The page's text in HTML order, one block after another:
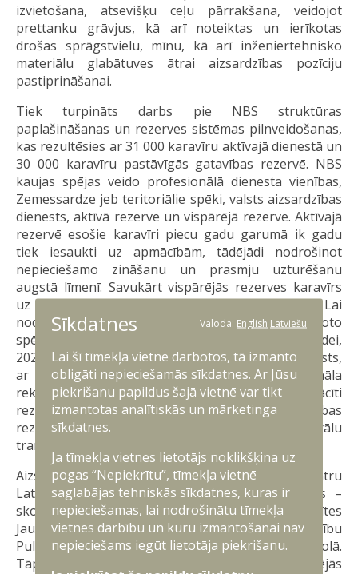
izvietošana, atsevišķu ceļu pārrakšana, veidojot
prettanku grāvjus, kā arī noteiktas un ierīkotas
drošas sprāgstvielu, mīnu, kā arī inženiertehnisko
materiālu glabātuves ātrai aizsardzības pozīciju
pastiprināšanai.
Tiek turpināts darbs pie NBS struktūras
paplašināšanas un rezerves sistēmas pilnveidošanas,
kas rezultēsies ar 31 000 karavīru aktīvajā dienestā un
30 000 karavīru pastāvīgās gatavības rezervē. NBS
kaujas spējas veido profesionālā dienesta vienības,
Zemessardze jeb teritoriālie spēki, valsts aizsardzības
dienests, aktīvā rezerve un vispārējā rezerve. Aktīvajā
rezervē esošie karavīri piecu gadu garumā ik gadu
tiek iesaukti uz apmācībām, tādējādi nodrošinot
nepieciešamo zināšanu un prasmju uzturēšanu
augstā līmenī. Savukārt vispārējās rezerves karavīrs
uz mācībām ierodas vienu reizi četros gados. Lai
nodrošinātu atbilstošu personāla pieaugumu plānoto
spēju attīstībai un NBS noteikto uzdevumu izpildei,
2023. gadā tika uzsākts valsts aizsardzības dienests,
ar kura palīdzību tiek uzlaboti personāla
rekrutēšanas apmēri, kā arī nodrošināti apmācīti
rezerves karavīri aktīvās un vispārējās gatavības
rezerves vienībās, ilgtermiņā veicinot NBS strukturālu
transformāciju.
Aizsardzības nozare sniedz iespēju un aicina katru
Latvijas pilsoni būt daļai no gatavības kultūras –
skolas vecumā tiek sniegtas iespējas iesaistītes
Jaunsardzē un apgūt profesionālo vidējo izglītību
Pulkveža Oskara Kalpaka profesionālajā vidusskolā.
Tāpat no 2024./2025. mācību gada vispārējās vidējās
Sīkdatnes Valoda: English Latviešu
Lai šī tīmekļa vietne darbotos, tā izmanto
obligāti nepieciešamās sīkdatnes. Ar Jūsu
piekrišanu papildus šajā vietnē var tikt
izmantotas analītiskās un mārketinga
sīkdatnes.
Ja tīmekļa vietnes lietotājs noklikšķina uz
pogas “Nepiekrītu”, tīmekļa vietnē
saglabājas tehniskās sīkdatnes, kuras ir
nepieciešamas, lai nodrošinātu tīmekļa
vietnes darbību un kuru izmantošanai nav
nepieciešams iegūt lietotāja piekrišanu.